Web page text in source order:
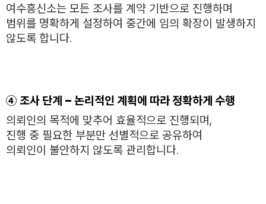
여수흥신소는 모든 조사를 계약 기반으로 진행하며
범위를 명확하게 설정하여 중간에 임의 확장이 발생하지
않도록 합니다.
④ 조사 단계 – 논리적인 계획에 따라 정확하게 수행
의뢰인의 목적에 맞추어 효율적으로 진행되며,
진행 중 필요한 부분만 선별적으로 공유하여
의뢰인이 불안하지 않도록 관리합니다.